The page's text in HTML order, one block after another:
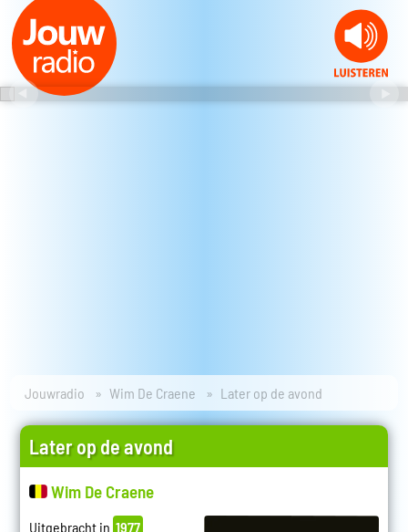
Jouwradio Wim De Craene Later op de avond
Later op de avond
Wim De Craene
Uitgebracht in 1977